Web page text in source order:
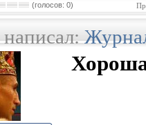
(голосов: 0)
написал: